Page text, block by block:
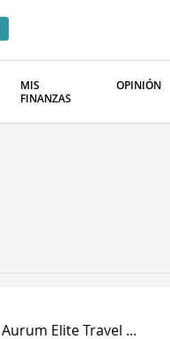
MIS
FINANZAS
OPINIÓN
Aurum Elite Travel ...